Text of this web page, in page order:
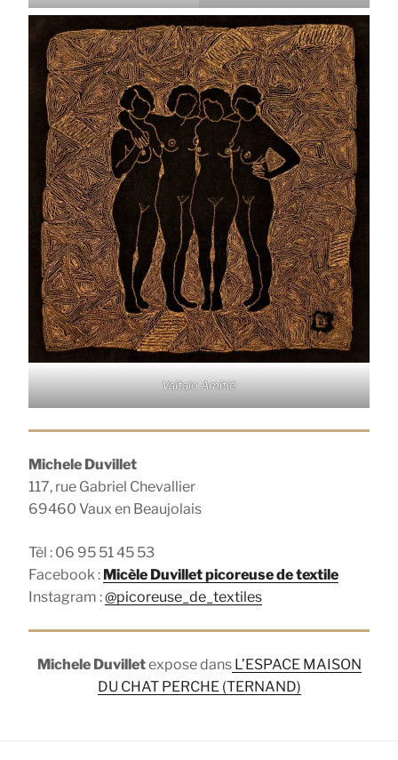
Vaitaio Amitié
Michele Duvillet
117, rue Gabriel Chevallier
69460 Vaux en Beaujolais
Tèl : 06 95 51 45 53
Facebook : Micèle Duvillet picoreuse de textile
Instagram :@picoreuse_de_textiles
Michele Duvilletexpose dansL’ESPACE MAISON
DU CHAT PERCHE (TERNAND)